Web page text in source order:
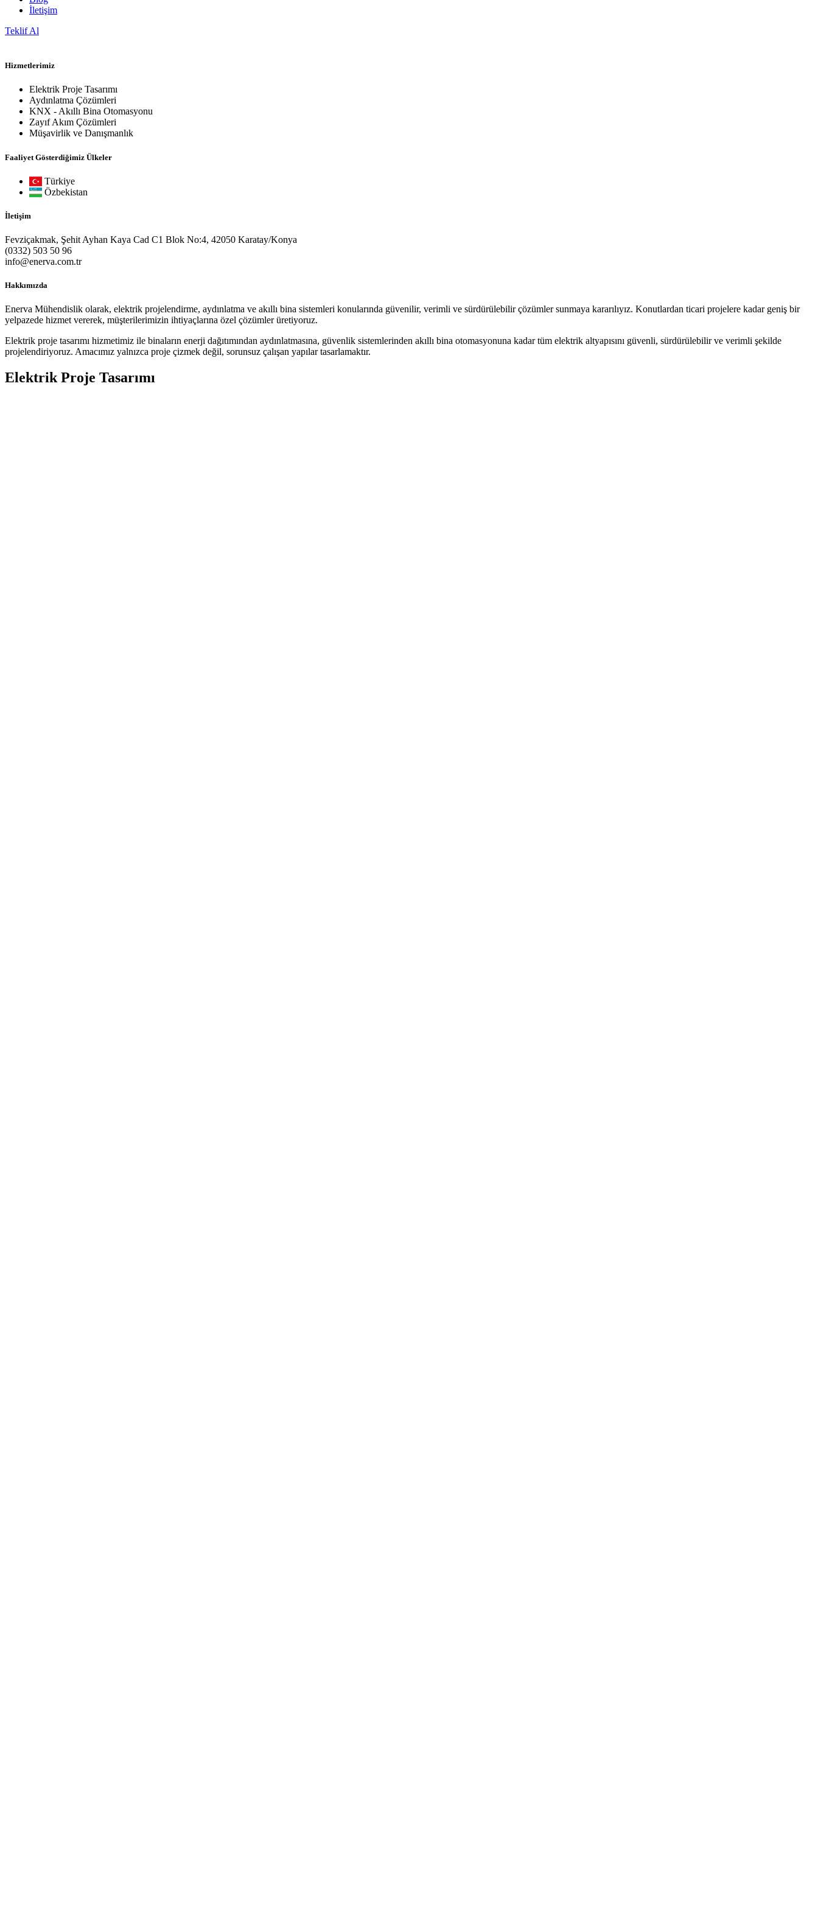
İletişim
Teklif Al
Hizmetlerimiz
Elektrik Proje Tasarımı
Aydınlatma Çözümleri
KNX - Akıllı Bina Otomasyonu
Zayıf Akım Çözümleri
Müşavirlik ve Danışmanlık
Faaliyet Gösterdiğimiz Ülkeler
Türkiye
Özbekistan
İletişim
Fevziçakmak, Şehit Ayhan Kaya Cad C1 Blok No:4, 42050 Karatay/Konya
(0332) 503 50 96
info@enerva.com.tr
Hakkımızda
Enerva Mühendislik olarak, elektrik projelendirme, aydınlatma ve akıllı bina sistemleri konularında güvenilir, verimli ve sürdürülebilir çözümler sunmaya kararılıyız. Konutlardan ticari projelere kadar geniş bir
yelpazede hizmet vererek, müşterilerimizin ihtiyaçlarına özel çözümler üretiyoruz.
Elektrik proje tasarımı hizmetimiz ile binaların enerji dağıtımından aydınlatmasına, güvenlik sistemlerinden akıllı bina otomasyonuna kadar tüm elektrik altyapısını güvenli, sürdürülebilir ve verimli şekilde
projelendiriyoruz. Amacımız yalnızca proje çizmek değil, sorunsuz çalışan yapılar tasarlamaktır.
Elektrik Proje Tasarımı